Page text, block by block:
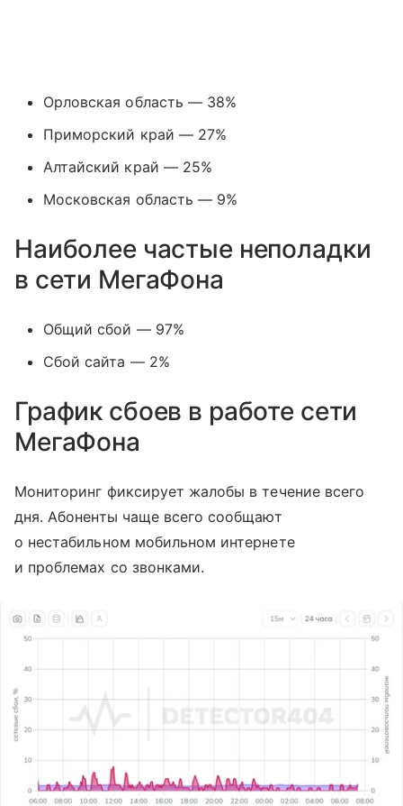
Орловская область — 38%
Приморский край — 27%
Алтайский край — 25%
Московская область — 9%
Наиболее частые неполадки
в сети МегаФона
Общий сбой — 97%
Сбой сайта — 2%
График сбоев в работе сети
МегаФона
Мониторинг фиксирует жалобы в течение всего
дня. Абоненты чаще всего сообщают
о нестабильном мобильном интернете
и проблемах со звонками.